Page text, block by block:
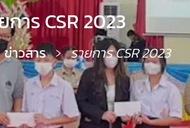
การ CSR 2023
ข่าวสาร รายการ CSR 2023